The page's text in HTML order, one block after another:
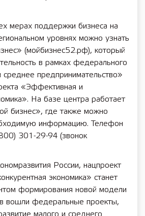
мерах поддержки бизнеса на
уровнях можно узнать
(мойбизнес52.рф), который
в рамках федерального
предпринимательство»
«Эффективная и
На базе центра работает
бизнес», где также можно
информацию. Телефон
301-29-94 (звонок
России, нацпроект
экономика» станет
формирования новой модели
вошли федеральные проекты,
малого и среднего